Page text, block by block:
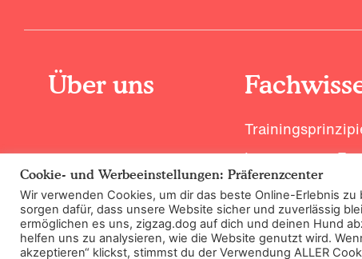
Über uns
Lerne unsere
©2026 Zigzag Petcare Services Ltd
Cookie- und Werbeeinstellungen: Präferenzcenter
Wir verwenden Cookies, um dir das beste Online-Erlebnis zu
sorgen dafür, dass unsere Website sicher und zuverlässig
ermöglichen es uns, zigzag.dog auf dich und deinen Hund
helfen uns zu analysieren, wie die Website genutzt wird.
akzeptieren“ klickst, stimmst du der Verwendung ALLER